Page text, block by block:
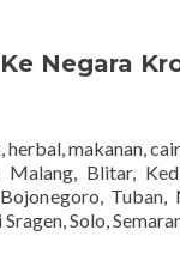
Negara
makanan,
Malang, Blitar,
Solo,